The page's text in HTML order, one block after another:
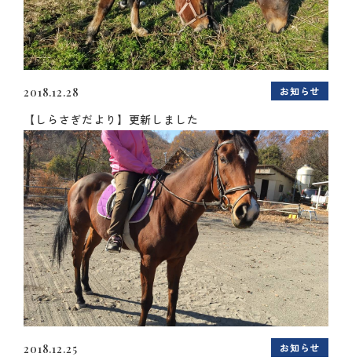
2018.12.28 お知らせ
【しらさぎだより】更新しました
2018.12.25 お知らせ